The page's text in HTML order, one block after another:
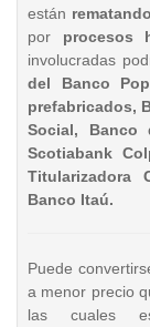
están rematando
por procesos
involucradas
del Banco
prefabricados,
Social, Banco
Scotiabank
Titularizadora
Banco Itaú.
Puede
a menor precio
las cuales